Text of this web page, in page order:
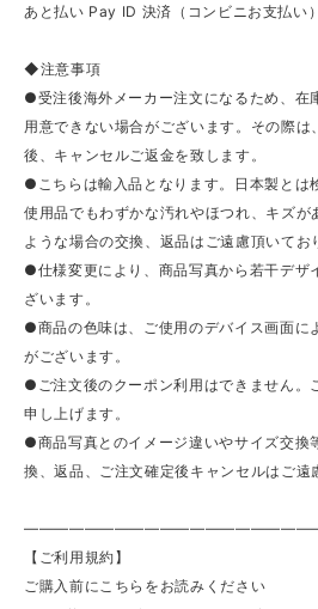
あと払い Pay ID 決済（コンビニお支払い）
◆注意事項
●受注後海外メーカー注文になるため、在
用意できない場合がございます。その際
後、キャンセルご返金を致します。
●こちらは輸入品となります。日本製とは
使用品でもわずかな汚れやほつれ、キズが
ような場合の交換、返品はご遠慮頂いてお
●仕様変更により、商品写真から若干デザ
ざいます。
●商品の色味は、ご使用のデバイス画面に
がございます。
●ご注文後のクーポン利用はできません。
申し上げます。
●商品写真とのイメージ違いやサイズ交換
換、返品、ご注文確定後キャンセルはご遠
【ご利用規約】
ご購入前にこちらをお読みください